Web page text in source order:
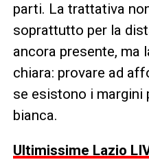
parti. La trattativa
soprattutto per la
ancora presente, ma
chiara: provare ad
se esistono i margini
bianca.
Ultimissime Lazio